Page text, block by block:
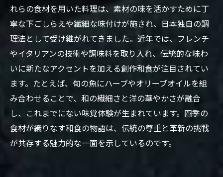
れらの食材を用いた料理は、素材の味を活かすために丁
寧な下ごしらえや繊細な味付けが施され、日本独自の調
理法として受け継がれてきました。近年では、フレンチ
やイタリアンの技術や調味料を取り入れ、伝統的な味わ
いに新たなアクセントを加える創作和食が注目されてい
ます。たとえば、旬の魚にハーブやオリーブオイルを組
み合わせることで、和の繊細さと洋の華やかさが融合
し、これまでにない味覚体験が生まれています。四季の
食材が織りなす和食の物語は、伝統の尊重と革新の挑戦
が共存する魅力的な一面を示しているのです。